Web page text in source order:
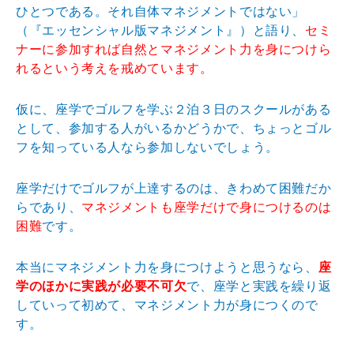
ひとつである。それ自体マネジメントではない」
（『エッセンシャル版マネジメント』）と語り、 セミ
ナーに参加すれば自然とマネジメント力を身につけら
れるという考えを戒めています。
仮に、座学でゴルフを学ぶ２泊３日のスクールがある
として、参加する人がいるかどうかで、ちょっとゴル
フを知っている人なら参加しないでしょう。
座学だけでゴルフが上達するのは、きわめて困難だか
らであり、 マネジメントも座学だけで身につけるのは
困難です。
本当にマネジメント力を身につけようと思うなら、 座
学のほかに実践が必要不可欠で、座学と実践を繰り返
していって初めて、マネジメント力が身につくので
す。